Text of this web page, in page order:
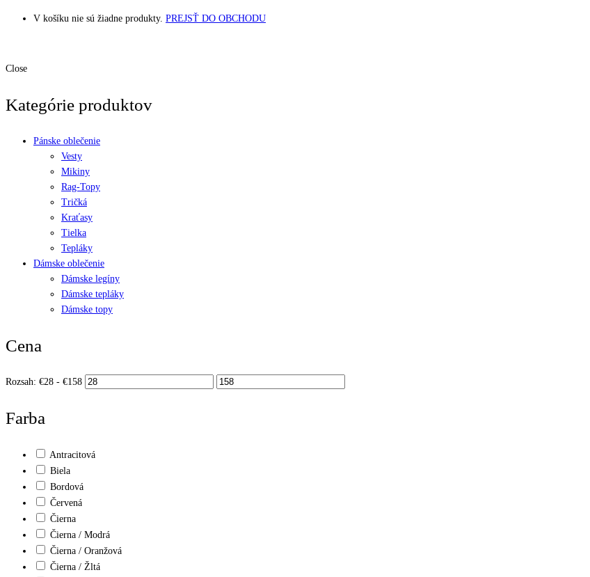
V košíku nie sú žiadne produkty. PREJSŤ DO OBCHODU
Close
Kategórie produktov
Pánske oblečenie
Vesty
Mikiny
Rag-Topy
Tričká
Kraťasy
Tielka
Tepláky
Dámske oblečenie
Dámske legíny
Dámske tepláky
Dámske topy
Cena
Rozsah: €28 - €158
Farba
Antracitová
Biela
Bordová
Červená
Čierna
Čierna / Modrá
Čierna / Oranžová
Čierna / Žltá